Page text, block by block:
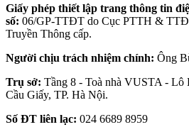
Giấy phép thiết lập trang thông tin
số: 06/GP-TTĐT do Cục PTTH &
Truyền Thông cấp.
Người chịu trách nhiệm chính: Ông
Trụ sở: Tầng 8 - Toà nhà VUSTA - Lô
Cầu Giấy, TP. Hà Nội.
Số ĐT liên lạc: 024 6689 8959